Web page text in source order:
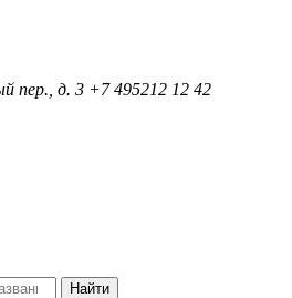
пер., д. 3 +7 495212 12 42